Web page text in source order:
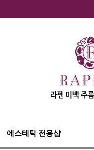
에스테틱 전용샵